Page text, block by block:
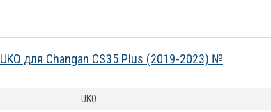
для Changan CS35 Plus (2019-2023) №
UKO